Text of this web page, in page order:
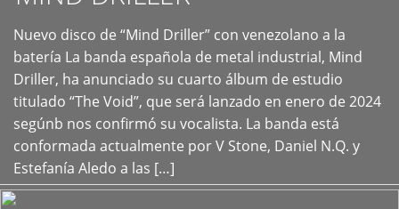
Nuevo disco de “Mind Driller” con venezolano a la
batería La banda española de metal industrial, Mind
Driller, ha anunciado su cuarto álbum de estudio
titulado “The Void”, que será lanzado en enero de 2024
segúnb nos confirmó su vocalista. La banda está
conformada actualmente por V Stone, Daniel N.Q. y
Estefanía Aledo a las […]
+